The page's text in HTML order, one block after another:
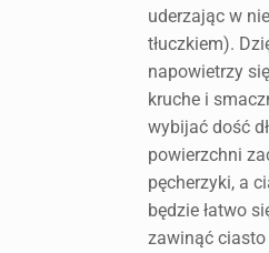
uderzając w
tłuczkiem).
napowietrzy
kruche i
wybijać dość
powierzchni
pęcherzyki, a
będzie łatwo
zawinąć